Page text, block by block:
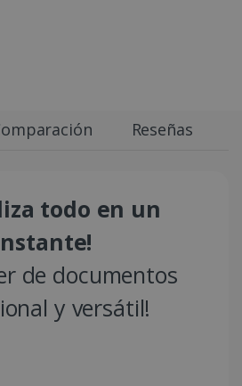
Reseñas
todo en un
de documentos
y versátil!